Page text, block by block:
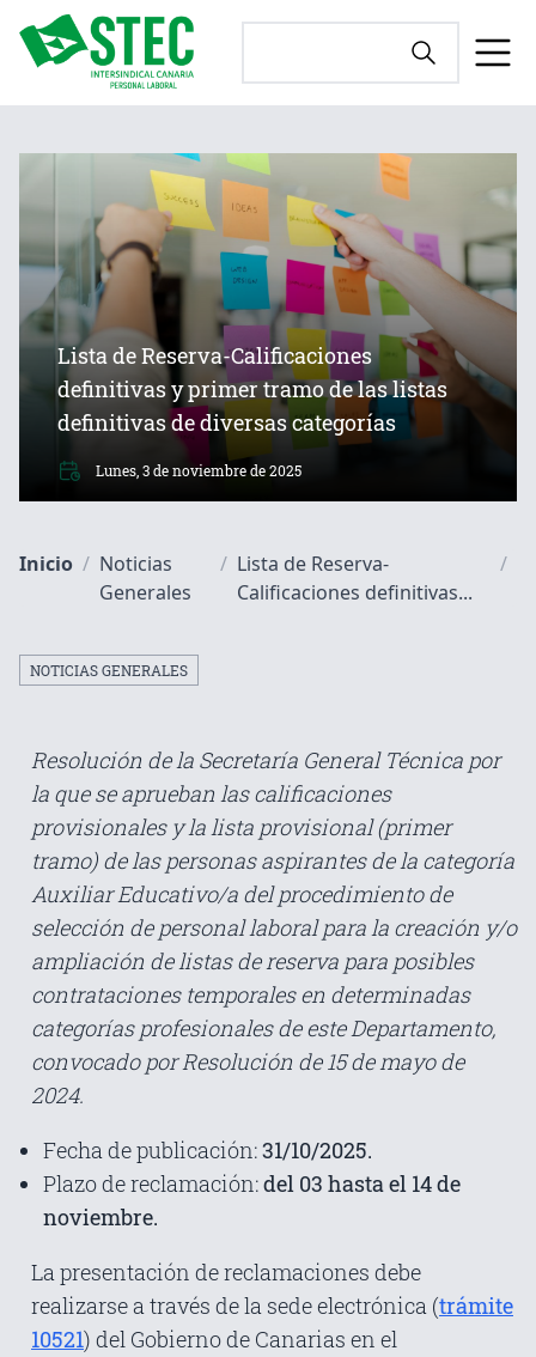
Lista de Reserva-Calificaciones
definitivas y primer tramo de las listas
definitivas de diversas categorías
Lunes, 3 de noviembre de 2025
Inicio / Noticias
Generales
/ Lista de Reserva-
Calificaciones definitivas...
/
NOTICIAS GENERALES
Resolución de la Secretaría General Técnica por
la que se aprueban las calificaciones
provisionales y la lista provisional (primer
tramo) de las personas aspirantes de la categoría
Auxiliar Educativo/a del procedimiento de
selección de personal laboral para la creación y/o
ampliación de listas de reserva para posibles
contrataciones temporales en determinadas
categorías profesionales de este Departamento,
convocado por Resolución de 15 de mayo de
2024.
Fecha de publicación:31/10/2025.
Plazo de reclamación:del 03 hasta el 14 de
noviembre.
La presentación de reclamaciones debe
realizarse a través de la sede electrónica (trámite
10521) del Gobierno de Canarias en el